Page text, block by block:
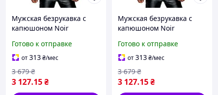
Мужская безрукавка с
капюшоном Noir
Shirt, XL, мокрый эффект
Sex Aura
Готово к отправке
от313₴/мес
3 127.15₴
3 679 ₴
Мужская безрукавка с
капюшоном Noir
Shirt, XXL, мокрый эффект
Sexual Fantasy
Готово к отправке
от313₴/мес
3 127.15₴
3 679 ₴